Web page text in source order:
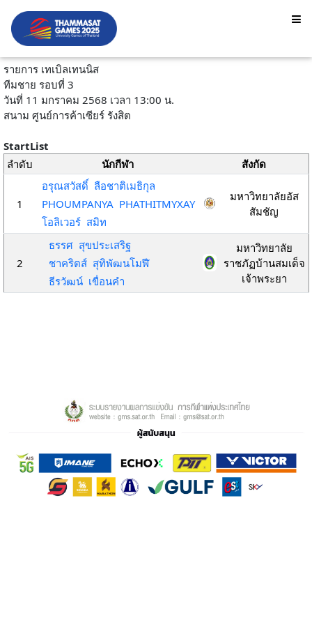
รายการ เทเบิลเทนนิส
ทีมชาย รอบที่ 3
วันที่ 11 มกราคม 2568 เวลา 13:00 น.
สนาม ศูนย์การค้าเซียร์ รังสิต
StartList
ลำดับ
นักกีฬา สังกัด
1
อรุณสวัสดิ์ ลือชาติเมธิกุล
PHOUMPANYA PHATHITMYXAY
โอลิเวอร์ สมิท
มหาวิทยาลัยอัส
สัมชัญ
2
ธรรศ สุขประเสริฐ
ชาคริตส์ สุทิพัฒนโมฬี
ธีรวัฒน์ เขื่อนคำ
มหาวิทยาลัย
ราชภัฏบ้านสมเด็จ
เจ้าพระยา